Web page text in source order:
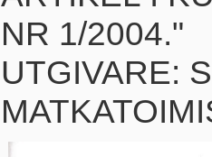
NR 1/2004."
UTGIVARE: